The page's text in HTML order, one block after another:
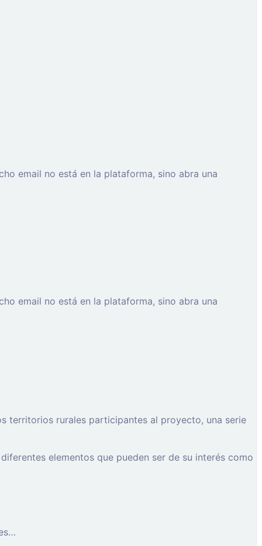
email no está en la plataforma, sino abra una
email no está en la plataforma, sino abra una
territorios rurales participantes al proyecto, una serie
elementos que pueden ser de su interés como